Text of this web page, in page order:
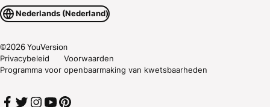
Nederlands (Nederland)
©2026YouVersion
Privacybeleid
Voorwaarden
Programma voor openbaarmaking van kwetsbaarheden